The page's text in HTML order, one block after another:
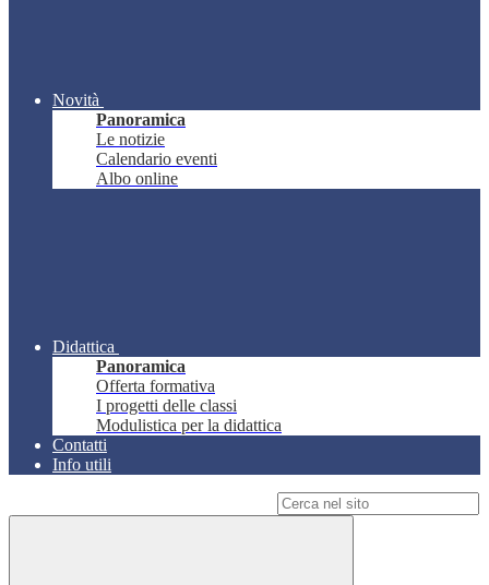
Novità
Panoramica
Le notizie
Calendario eventi
Albo online
Didattica
Panoramica
Offerta formativa
I progetti delle classi
Modulistica per la didattica
Contatti
Info utili